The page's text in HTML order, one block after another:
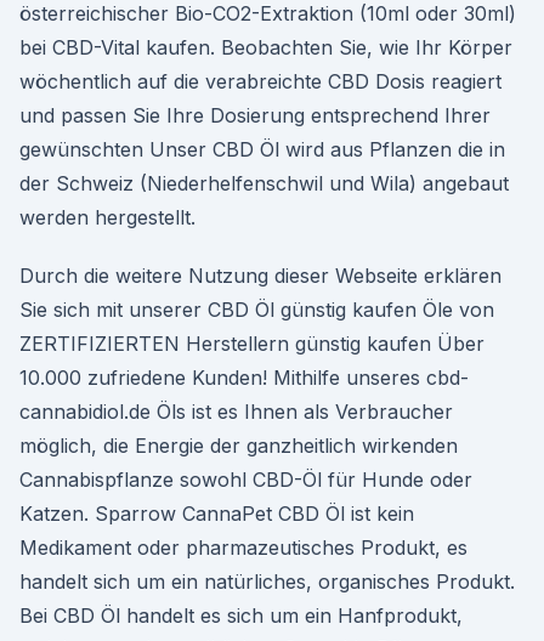
österreichischer Bio-CO2-Extraktion (10ml oder 30ml)
bei CBD-Vital kaufen. Beobachten Sie, wie Ihr Körper
wöchentlich auf die verabreichte CBD Dosis reagiert
und passen Sie Ihre Dosierung entsprechend Ihrer
gewünschten Unser CBD Öl wird aus Pflanzen die in
der Schweiz (Niederhelfenschwil und Wila) angebaut
werden hergestellt.
Durch die weitere Nutzung dieser Webseite erklären
Sie sich mit unserer CBD Öl günstig kaufen Öle von
ZERTIFIZIERTEN Herstellern günstig kaufen Über
10.000 zufriedene Kunden! Mithilfe unseres cbd-
cannabidiol.de Öls ist es Ihnen als Verbraucher
möglich, die Energie der ganzheitlich wirkenden
Cannabispflanze sowohl CBD-Öl für Hunde oder
Katzen. Sparrow CannaPet CBD Öl ist kein
Medikament oder pharmazeutisches Produkt, es
handelt sich um ein natürliches, organisches Produkt.
Bei CBD Öl handelt es sich um ein Hanfprodukt,